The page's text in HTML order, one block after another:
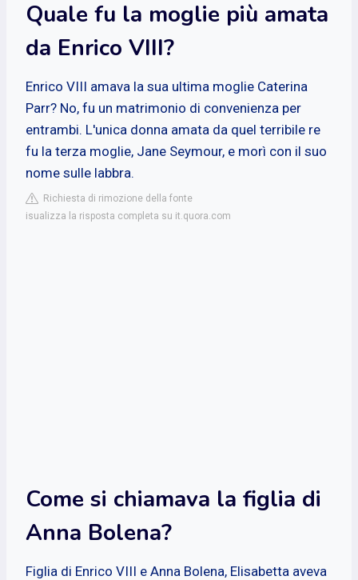
Quale fu la moglie più amata
da Enrico VIII?
Enrico VIII amava la sua ultima moglie Caterina
Parr? No, fu un matrimonio di convenienza per
entrambi. L'unica donna amata da quel terribile re
fu la terza moglie, Jane Seymour, e morì con il suo
nome sulle labbra.
Richiesta di rimozione della fonte
isualizza la risposta completa su it.quora.com
Come si chiamava la figlia di
Anna Bolena?
Figlia di Enrico VIII e Anna Bolena, Elisabetta aveva